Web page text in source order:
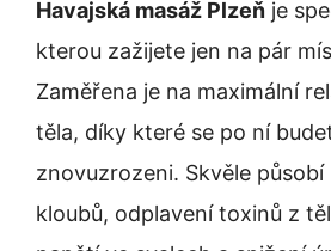
Havajská masáž Plzeň je
kterou zažijete jen na pár
Zaměřena je na maximální
těla, díky které se po ní
znovuzrozeni. Skvěle působí
kloubů, odplavení toxinů z